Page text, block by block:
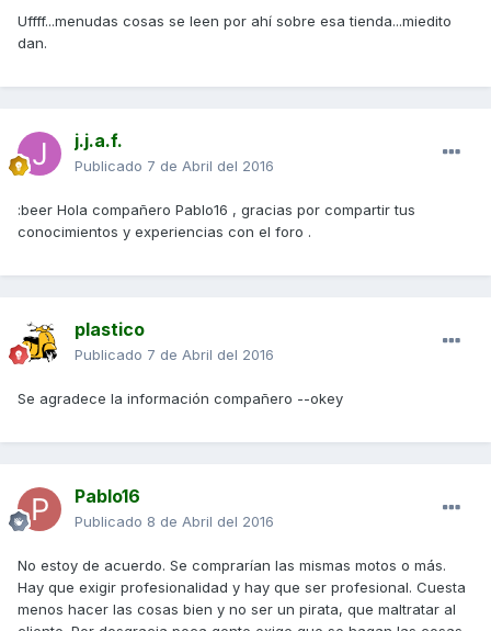
Uffff...menudas cosas se leen por ahí sobre esa tienda...miedito
dan.
j.j.a.f.
Publicado 7 de Abril del 2016
:beer Hola compañero Pablo16 , gracias por compartir tus
conocimientos y experiencias con el foro .
plastico
Publicado 7 de Abril del 2016
Se agradece la información compañero --okey
Pablo16
Publicado 8 de Abril del 2016
No estoy de acuerdo. Se comprarían las mismas motos o más.
Hay que exigir profesionalidad y hay que ser profesional. Cuesta
menos hacer las cosas bien y no ser un pirata, que maltratar al